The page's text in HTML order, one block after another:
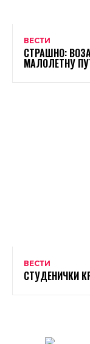
ВЕСТИ
СТРАШНО:
МАЛОЛЕТНУ
ВЕСТИ
СТУДЕНИЧКИ